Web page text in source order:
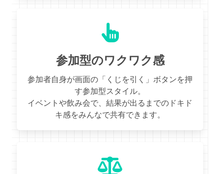
参加型のワクワク感
参加者自身が画面の「くじを引く」ボタンを押
す参加型スタイル。
イベントや飲み会で、結果が出るまでのドキド
キ感をみんなで共有できます。